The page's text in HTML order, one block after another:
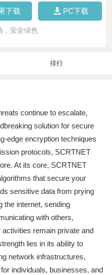
下载 PC下载
，安全绿色
排行
continue to escalate,
solution for secure
edge encryption techniques
protocols, SCRTNET
At its core, SCRTNET
that secure your
sensitive data from prying
the internet, sending
with others,
remain private and
lies in its ability to
network infrastructures,
individuals, businesses, and